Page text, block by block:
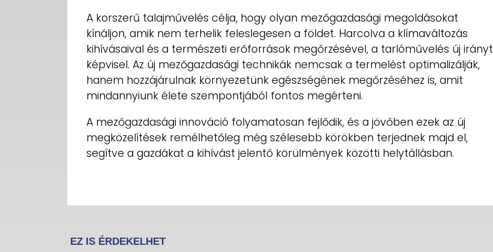
A korszerű talajművelés célja, hogy olyan mezőgazdasági megoldásokat
kínáljon, amik nem terhelik feleslegesen a földet. Harcolva a klímaváltozás
kihívásaival és a természeti erőforrások megőrzésével, a tarlóművelés új irányt
képvisel. Az új mezőgazdasági technikák nemcsak a termelést optimalizálják,
hanem hozzájárulnak környezetünk egészségének megőrzéséhez is, amit
mindannyiunk élete szempontjából fontos megérteni.
A mezőgazdasági innováció folyamatosan fejlődik, és a jövőben ezek az új
megközelítések remélhetőleg még szélesebb körökben terjednek majd el,
segítve a gazdákat a kihívást jelentő körülmények közötti helytállásban.